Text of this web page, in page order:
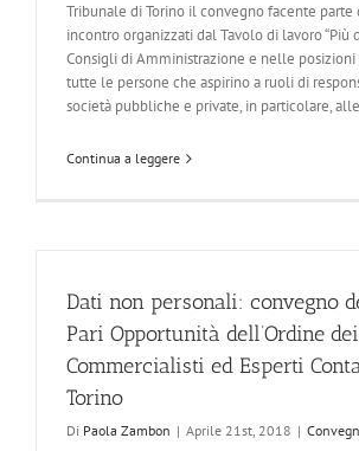
Tribunale di Torino il convegno facente
incontro organizzati dal Tavolo di lavoro “Più
Consigli di Amministrazione e nelle
tutte le persone che aspirino a ruoli di
società pubbliche e private, in particolare,
Continua a leggere
Dati non personali: convegno
Pari Opportunità dell’Ordine
Commercialisti ed Esperti
Torino
Di Paola Zambon | Aprile 21st, 2018 |